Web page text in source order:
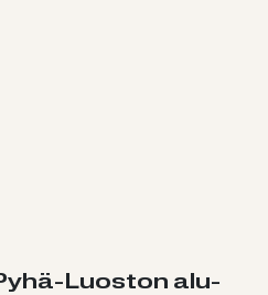
​Luoston alu­